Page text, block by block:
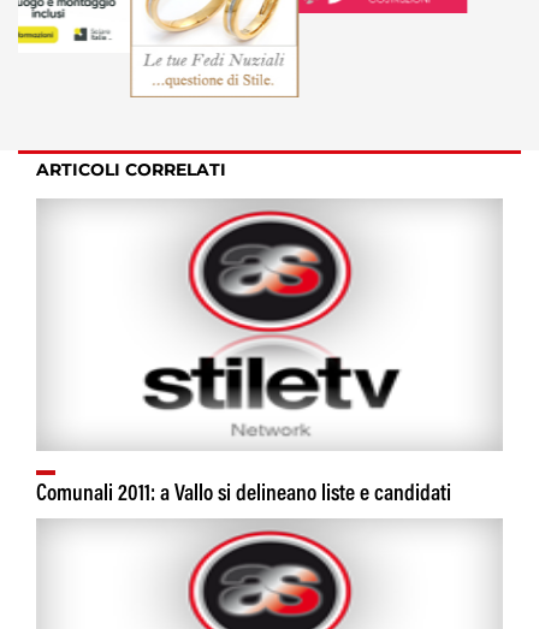
ARTICOLI CORRELATI
Comunali 2011: a Vallo si delineano liste e candidati